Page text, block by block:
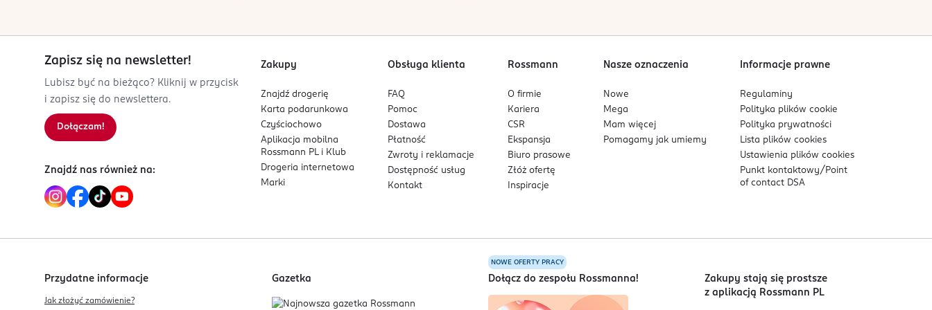
Sortowanie wgdata: od najnowszej
Zapisz się na newsletter!
Lubisz być na bieżąco? Kliknij w przycisk
i zapisz się do newslettera.
Dołączam!
Znajdź nas również na:
Zakupy
Znajdź drogerię
Karta podarunkowa
Czyściochowo
Aplikacja mobilna
Rossmann PL i Klub
Drogeria internetowa
Marki
Obsługa klienta
FAQ
Pomoc
Dostawa
Płatność
Zwroty i reklamacje
Dostępność usług
Kontakt
Rossmann
O firmie
Kariera
CSR
Ekspansja
Biuro prasowe
Złóż ofertę
Inspiracje
Nasze oznaczenia
Nowe
Mega
Mam więcej
Pomagamy jak umiemy
Informacje prawne
Regulaminy
Polityka plikówcookie
Polityka prywatności
Lista plikówcookies
Ustawienia plikówcookies
Punkt kontaktowy/ Point
of contact DSA
Przydatne informacje
Jak złożyć zamówienie?
Gazetka
NOWE OFERTY PRACY
Dołącz do zespołu Rossmanna!
Zakupy stają się prostsze
z aplikacją Rossmann PL